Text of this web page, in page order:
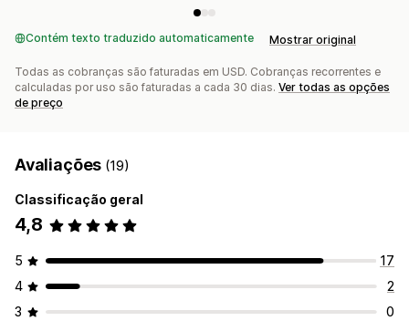
Contém texto traduzido automaticamente Mostrar original
Todas as cobranças são faturadas em USD. Cobranças recorrentes e
calculadas por uso são faturadas a cada 30 dias. Ver todas as opções
de preço
Avaliações (19)
Classificação geral
4,8
5
17
4
2
3
0